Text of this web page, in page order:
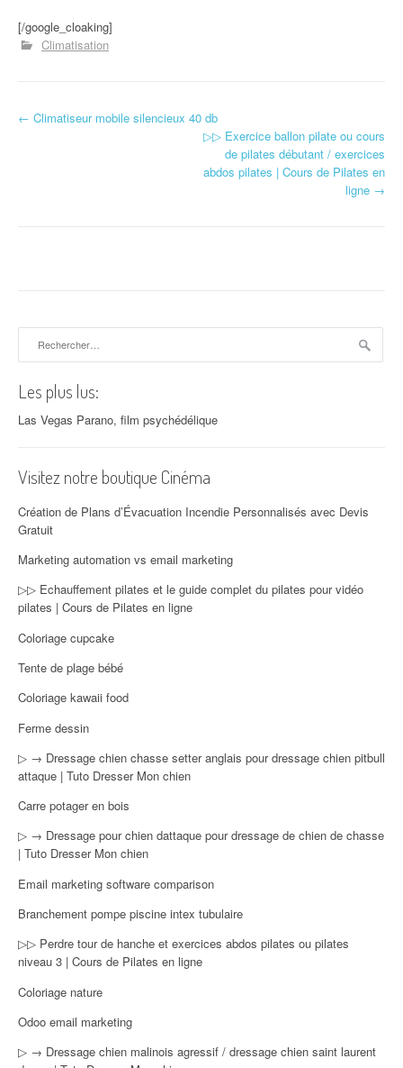
[/google_cloaking]
Climatisation
Navigation d'article
← Climatiseur mobile silencieux 40 db
▷▷ Exercice ballon pilate ou cours
de pilates débutant / exercices
abdos pilates | Cours de Pilates en
ligne →
Les plus lus:
Las Vegas Parano, film psychédélique
Visitez notre boutique Cinéma
Création de Plans d’Évacuation Incendie Personnalisés avec Devis
Gratuit
Marketing automation vs email marketing
▷▷ Echauffement pilates et le guide complet du pilates pour vidéo
pilates | Cours de Pilates en ligne
Coloriage cupcake
Tente de plage bébé
Coloriage kawaii food
Ferme dessin
▷ → Dressage chien chasse setter anglais pour dressage chien pitbull
attaque | Tuto Dresser Mon chien
Carre potager en bois
▷ → Dressage pour chien dattaque pour dressage de chien de chasse
| Tuto Dresser Mon chien
Email marketing software comparison
Branchement pompe piscine intex tubulaire
▷▷ Perdre tour de hanche et exercices abdos pilates ou pilates
niveau 3 | Cours de Pilates en ligne
Coloriage nature
Odoo email marketing
▷ → Dressage chien malinois agressif / dressage chien saint laurent